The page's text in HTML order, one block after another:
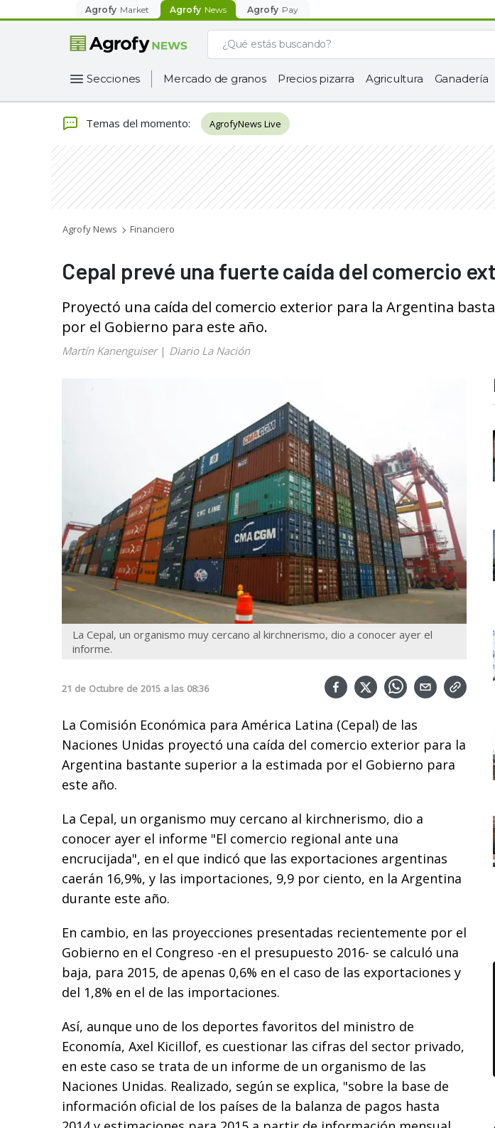
Agrofy Market Agrofy News Agrofy Pay
Secciones Mercado de granos Precios pizarra Agricultura Ganadería
Temas del momento: AgrofyNews Live
Agrofy News Financiero
Cepal prevé una fuerte caída del comercio
Proyectó una caída del comercio exterior para la Argentina
por el Gobierno para este año.
Martín Kanenguiser| Diario La Nación
La Cepal, un organismo muy cercano al kirchnerismo, dio a conocer ayer el
informe.
21 de Octubre de 2015 a las 08:36
La Comisión Económica para América Latina (Cepal) de las
Naciones Unidas proyectó una caída del comercio exterior para la
Argentina bastante superior a la estimada por el Gobierno para
este año.
La Cepal, un organismo muy cercano al kirchnerismo, dio a
conocer ayer el informe "El comercio regional ante una
encrucijada", en el que indicó que las exportaciones argentinas
caerán 16,9%, y las importaciones, 9,9 por ciento, en la Argentina
durante este año.
En cambio, en las proyecciones presentadas recientemente por el
Gobierno en el Congreso -en el presupuesto 2016- se calculó una
baja, para 2015, de apenas 0,6% en el caso de las exportaciones y
del 1,8% en el de las importaciones.
Así, aunque uno de los deportes favoritos del ministro de
Economía, Axel Kicillof, es cuestionar las cifras del sector privado,
en este caso se trata de un informe de un organismo de las
Naciones Unidas. Realizado, según se explica, "sobre la base de
información oficial de los países de la balanza de pagos hasta